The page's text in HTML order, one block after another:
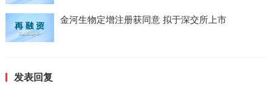
金河生物定增注册获同意 拟于深交所上市
发表回复